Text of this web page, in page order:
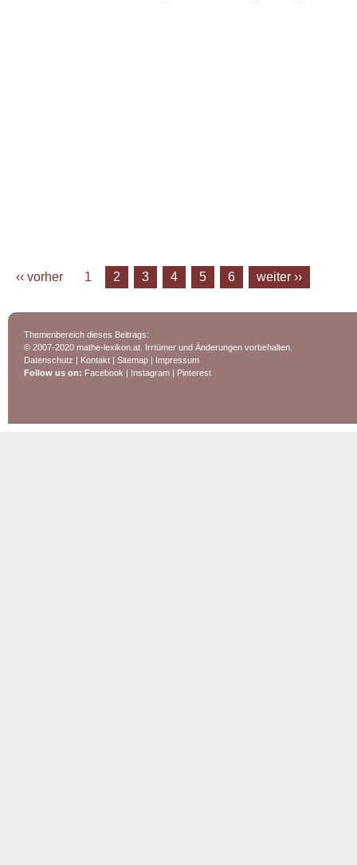
‹‹ vorher 1 2 3 4 5 6 weiter ››
Themenbereich dieses Beitrags:
© 2007-2020 mathe-lexikon.at. Irrtümer und Änderungen vorbehalten.
Datenschutz | Kontakt | Sitemap | Impressum
Follow us on: Facebook | Instagram | Pinterest